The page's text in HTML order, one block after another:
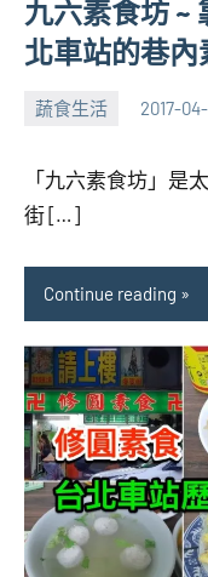
九六素食坊 ~
北車站的巷內
蔬食生活 2017-
張
芋「九六素食坊」是
街 […]
Continue reading